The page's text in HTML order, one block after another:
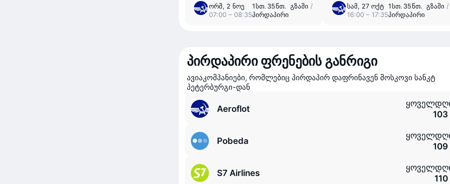
ორშ, 2 ნოე
07:00 – 08:35
1 ⁠სთ. 35 ⁠წთ. გზაში /
პირდაპირი
სამ, 27 ოქტ
16:00 – 17:35
1 ⁠სთ. 35 ⁠წთ. გზაში /
პირდაპირი
პირდაპირი ფრენების განრიგი
ავიაკომპანიები, რომლებიც პირდაპირ დაფრინავენ მოსკოვი სანკტ
პეტერბურგი-დან
Aeroflot
Pobeda
S7 Airlines